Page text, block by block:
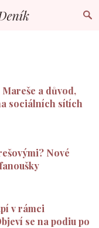
a důvod,
sociálních sítích
Nové
v rámci
se na podiu po